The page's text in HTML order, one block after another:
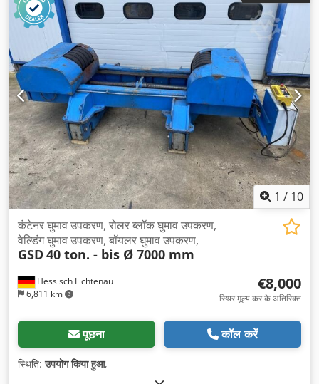
1 / 10
Hessisch Lichtenau
6,811 km
कंटेनर घुमाव उपकरण, रोलर ब्लॉक घुमाव उपकरण,
वेल्डिंग घुमाव उपकरण, बॉयलर घुमाव उपकरण,
GSD40 ton. - bis Ø 7000 mm
€8,000
स्थिर मूल्य कर के अतिरिक्त
पूछना कॉल करें
स्थिति:उपयोग किया हुआ,